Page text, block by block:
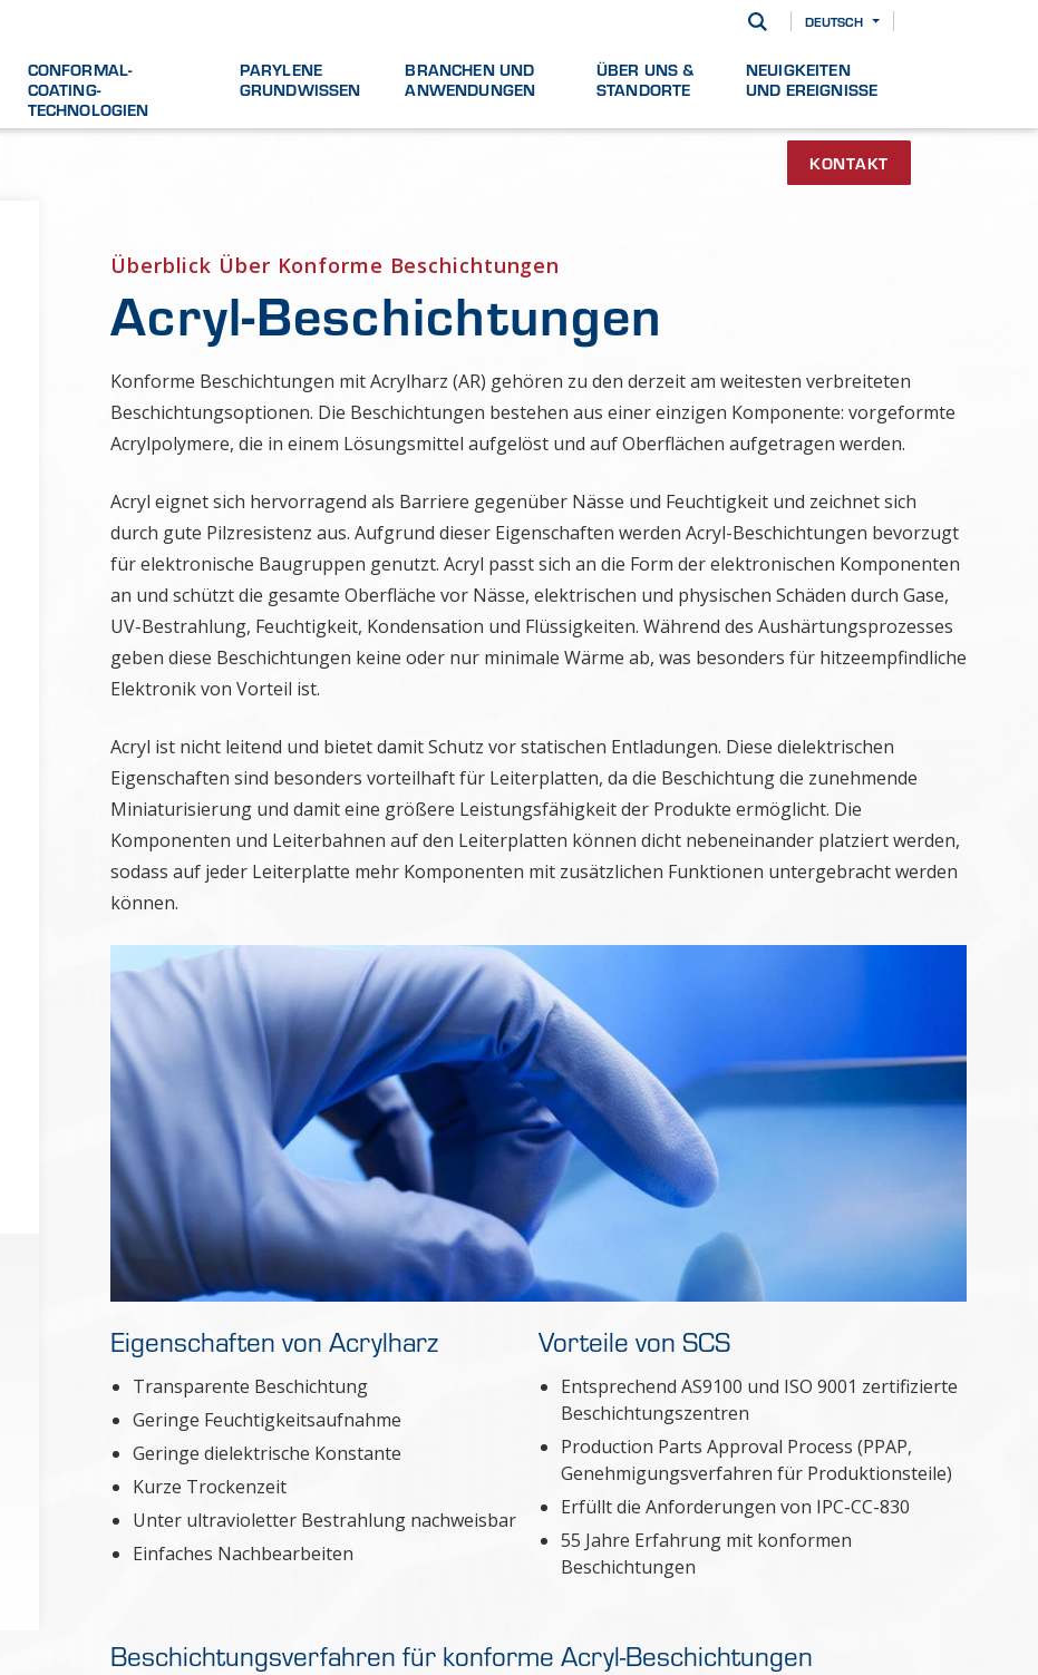
DEUTSCH
CONFORMAL-
COATING-
TECHNOLOGIEN
PARYLENE
GRUNDWISSEN
BRANCHEN UND
ANWENDUNGEN
ÜBER UNS &
STANDORTE
NEUIGKEITEN
UND EREIGNISSE
KONTAKT
Überblick Über Konforme Beschichtungen
Acryl-Beschichtungen
Konforme Beschichtungen mit Acrylharz (AR) gehören zu den derzeit am weitesten verbreiteten
Beschichtungsoptionen. Die Beschichtungen bestehen aus einer einzigen Komponente: vorgeformte
Acrylpolymere, die in einem Lösungsmittel aufgelöst und auf Oberflächen aufgetragen werden.
Acryl eignet sich hervorragend als Barriere gegenüber Nässe und Feuchtigkeit und zeichnet sich
durch gute Pilzresistenz aus. Aufgrund dieser Eigenschaften werden Acryl-Beschichtungen bevorzugt
für elektronische Baugruppen genutzt. Acryl passt sich an die Form der elektronischen Komponenten
an und schützt die gesamte Oberfläche vor Nässe, elektrischen und physischen Schäden durch Gase,
UV-Bestrahlung, Feuchtigkeit, Kondensation und Flüssigkeiten. Während des Aushärtungsprozesses
geben diese Beschichtungen keine oder nur minimale Wärme ab, was besonders für hitzeempfindliche
Elektronik von Vorteil ist.
Acryl ist nicht leitend und bietet damit Schutz vor statischen Entladungen. Diese dielektrischen
Eigenschaften sind besonders vorteilhaft für Leiterplatten, da die Beschichtung die zunehmende
Miniaturisierung und damit eine größere Leistungsfähigkeit der Produkte ermöglicht. Die
Komponenten und Leiterbahnen auf den Leiterplatten können dicht nebeneinander platziert werden,
sodass auf jeder Leiterplatte mehr Komponenten mit zusätzlichen Funktionen untergebracht werden
können.
Eigenschaften von Acrylharz
Transparente Beschichtung
Geringe Feuchtigkeitsaufnahme
Geringe dielektrische Konstante
Kurze Trockenzeit
Unter ultravioletter Bestrahlung nachweisbar
Einfaches Nachbearbeiten
Vorteile von SCS
Entsprechend AS9100 und ISO 9001 zertifizierte
Beschichtungszentren
Production Parts Approval Process (PPAP,
Genehmigungsverfahren für Produktionsteile)
Erfüllt die Anforderungen von IPC-CC-830
55 Jahre Erfahrung mit konformen
Beschichtungen
Beschichtungsverfahren für konforme Acryl-Beschichtungen